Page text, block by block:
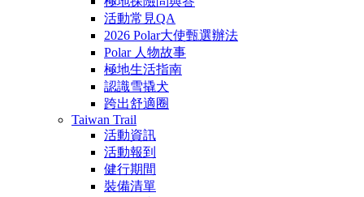
活動常見QA
2026 Polar大使甄選辦法
Polar 人物故事
極地生活指南
認識雪撬犬
跨出舒適圈
Taiwan Trail
活動資訊
活動報到
健行期間
裝備清單